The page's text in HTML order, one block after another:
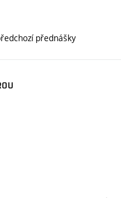
přednášky